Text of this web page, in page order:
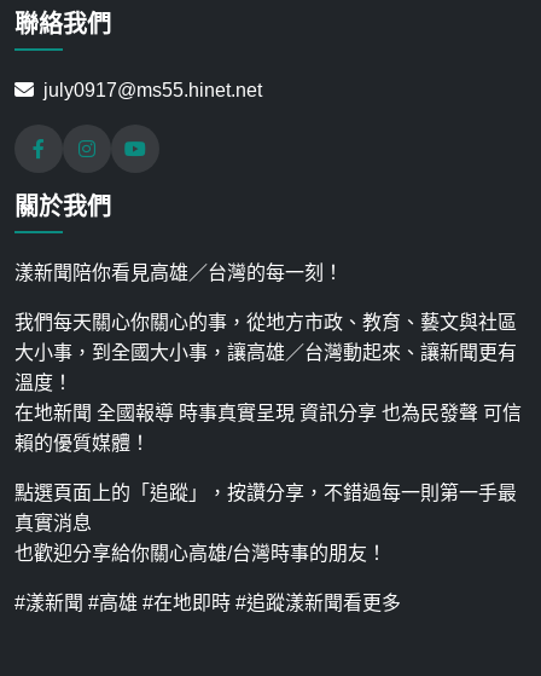
聯絡我們
july0917@ms55.hinet.net
關於我們
漾新聞陪你看見高雄／台灣的每一刻！
我們每天關心你關心的事，從地方市政、教育、藝文與社區
大小事，到全國大小事，讓高雄／台灣動起來、讓新聞更有
溫度！
在地新聞 全國報導 時事真實呈現 資訊分享 也為民發聲 可信
賴的優質媒體！
點選頁面上的「追蹤」，按讚分享，不錯過每一則第一手最
真實消息
也歡迎分享給你關心高雄/台灣時事的朋友！
#漾新聞 #高雄 #在地即時 #追蹤漾新聞看更多